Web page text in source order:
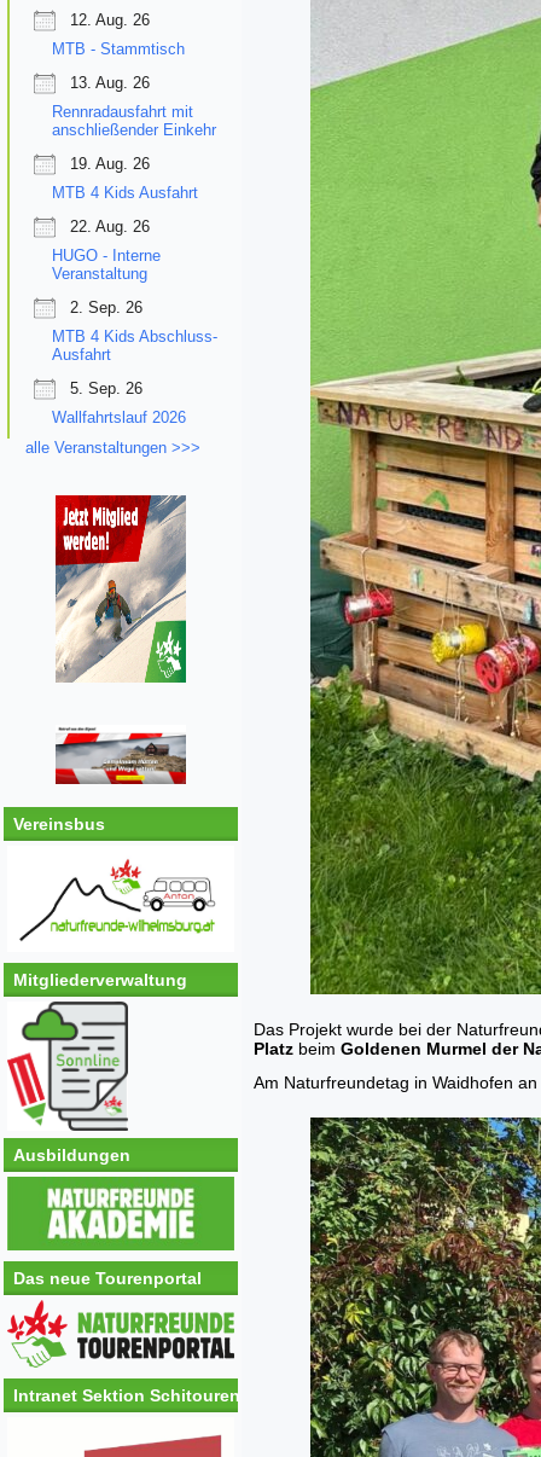
12. Aug. 26
MTB - Stammtisch
13. Aug. 26
Rennradausfahrt mit
anschließender Einkehr
19. Aug. 26
MTB 4 Kids Ausfahrt
22. Aug. 26
HUGO - Interne
Veranstaltung
2. Sep. 26
MTB 4 Kids Abschluss-
Ausfahrt
5. Sep. 26
Wallfahrtslauf 2026
alle Veranstaltungen >>>
Vereinsbus
Mitgliederverwaltung
Ausbildungen
Das neue Tourenportal
Intranet Sektion Schitouren
Das Projekt wurde bei der
Platz beim Goldenen Murmel der
Am Naturfreundetag in Waidhofen